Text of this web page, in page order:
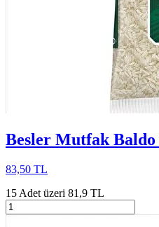
Besler Mutfak
83,50 TL
15 Adet üzeri 81,9 TL